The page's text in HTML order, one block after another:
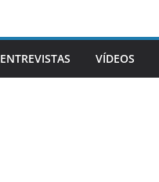
ENTREVISTAS VÍDEOS